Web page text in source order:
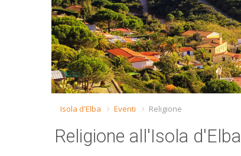
Isola d'Elba Eventi Religione
Religione all'Isola d'Elba